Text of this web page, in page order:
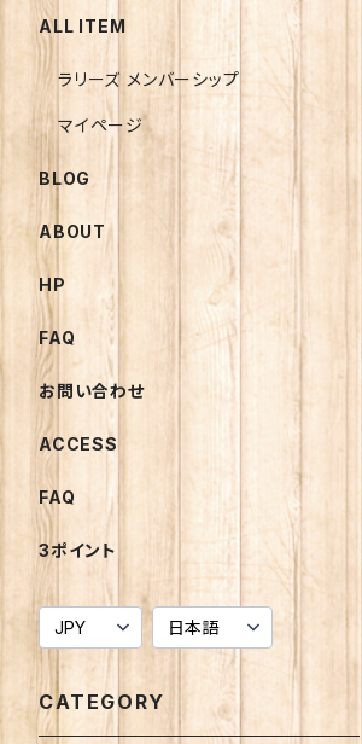
ALL ITEM
ラリーズ メンバーシップ
マイページ
BLOG
ABOUT
HP
FAQ
お問い合わせ
ACCESS
FAQ
3ポイント
CATEGORY